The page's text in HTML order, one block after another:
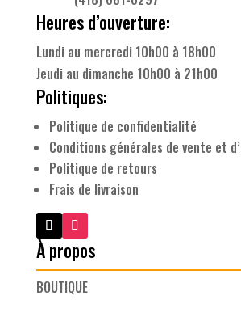
Heures d’ouverture:
Lundi au mercredi 10h00 à 18h00
Jeudi au dimanche 10h00 à 21h00
Politiques:
Politique de confidentialité
Conditions générales de vente et
Politique de retours
Frais de livraison
À propos
BOUTIQUE